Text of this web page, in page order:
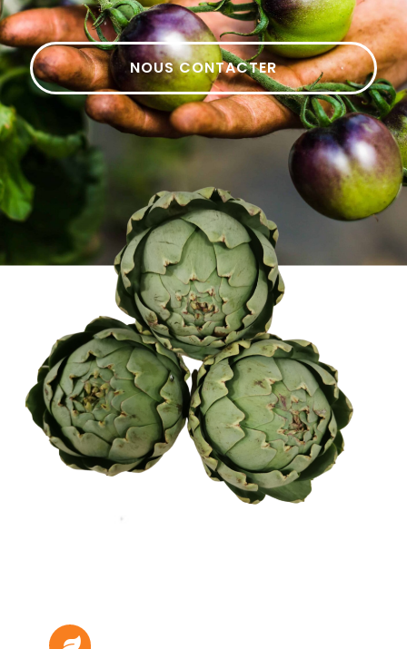
NOUS CONTACTER